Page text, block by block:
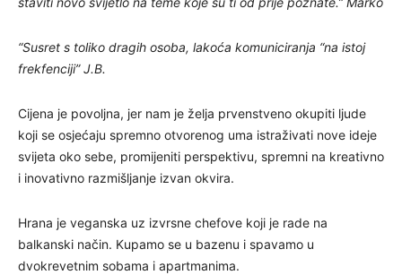
“Susret s toliko dragih osoba, lakoća komuniciranja “na istoj
frekfenciji” J.B.
Cijena je povoljna, jer nam je želja prvenstveno okupiti ljude
koji se osjećaju spremno otvorenog uma istraživati nove ideje
svijeta oko sebe, promijeniti perspektivu, spremni na kreativno
i inovativno razmišljanje izvan okvira.
Hrana je veganska uz izvrsne chefove koji je rade na
balkanski način. Kupamo se u bazenu i spavamo u
dvokrevetnim sobama i apartmanima.